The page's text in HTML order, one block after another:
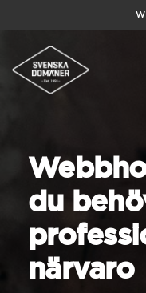
du
närvaro